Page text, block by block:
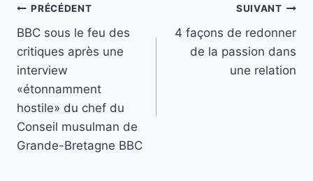
Navigation
de
l’article
PRÉCÉDENT
BBC sous le feu des
critiques après une
interview
«étonnamment
hostile» du chef du
Conseil musulman de
Grande-Bretagne BBC
SUIVANT
4 façons de redonner
de la passion dans
une relation